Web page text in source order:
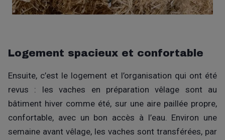
Logement spacieux et confortable
Ensuite, c’est le logement et l’organisation qui ont été
revus : les vaches en préparation vêlage sont au
bâtiment hiver comme été, sur une aire paillée propre,
confortable, avec un bon accès à l’eau. Environ une
semaine avant vêlage, les vaches sont transférées, par